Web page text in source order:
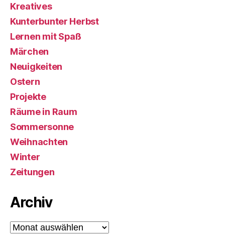
Kreatives
Kunterbunter Herbst
Lernen mit Spaß
Märchen
Neuigkeiten
Ostern
Projekte
Räume in Raum
Sommersonne
Weihnachten
Winter
Zeitungen
Archiv
Archiv